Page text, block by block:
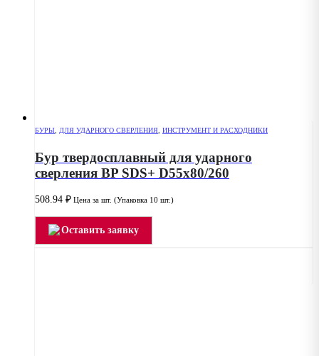
БУРЫ, ДЛЯ УДАРНОГО СВЕРЛЕНИЯ, ИНСТРУМЕНТ И РАСХОДНИКИ
Бур твердосплавный для ударного
сверления BP SDS+ D55x80/260
508.94 ₽ Цена за шт. (Упаковка 10 шт.)
Оставить заявку